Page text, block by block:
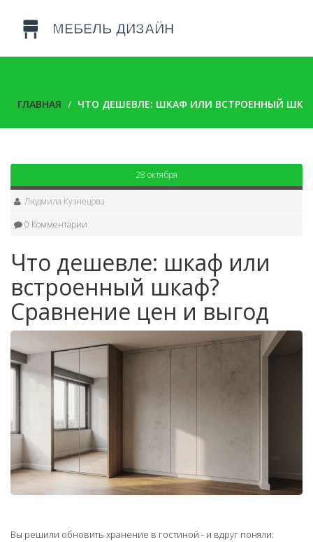
ГЛАВНАЯ ЧТО ДЕШЕВЛЕ: ШКАФ ИЛИ ВСТРОЕННЫЙ
28 октября
Людмила Кузнецова
0 Комментарии
Что дешевле: шкаф или
встроенный шкаф?
Сравнение цен и выгод
Вы решили обновить хранение в гостиной - и вдруг поняли: